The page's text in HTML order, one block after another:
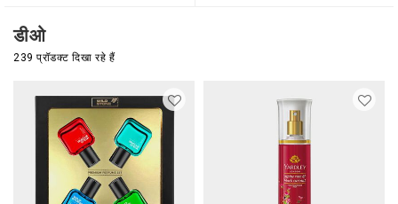
डीओ
239 प्रॉडक्ट दिखा रहे हैं